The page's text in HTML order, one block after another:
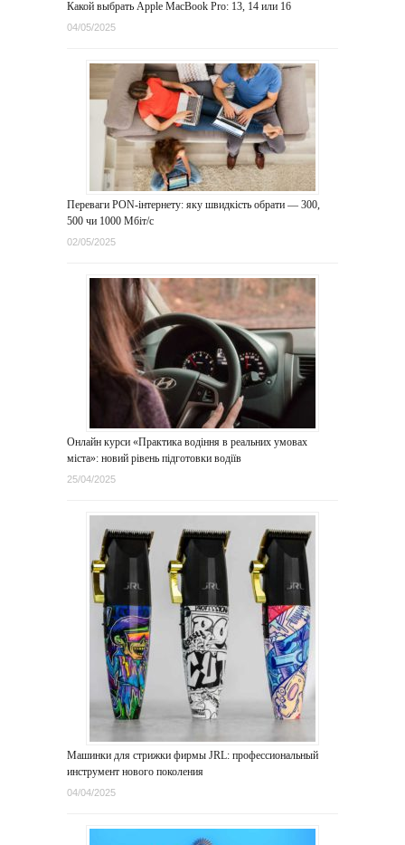
Какой выбрать Apple MacBook Pro: 13, 14 или 16
04/05/2025
Переваги PON-інтернету: яку швидкість обрати — 300,
500 чи 1000 Мбіт/с
02/05/2025
Онлайн курси «Практика водіння в реальних умовах
міста»: новий рівень підготовки водіїв
25/04/2025
Машинки для стрижки фирмы JRL: профессиональный
инструмент нового поколения
04/04/2025